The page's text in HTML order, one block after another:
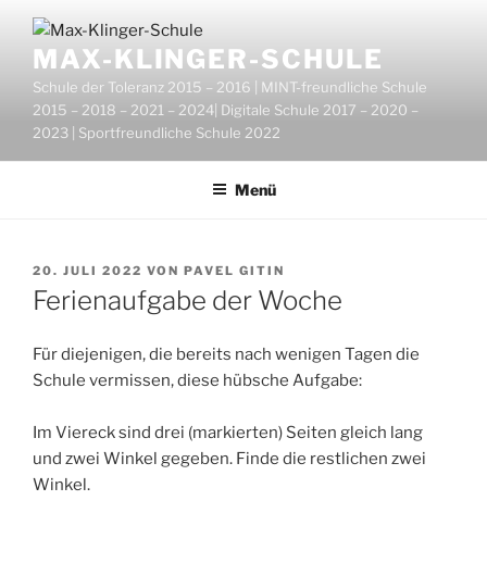
Inhalt
springenMAX-KLINGER-SCHULE
Schule der Toleranz 2015 – 2016 | MINT-freundliche Schule
2015 – 2018 – 2021 – 2024| Digitale Schule 2017 – 2020 –
2023 | Sportfreundliche Schule 2022
Menü
VERÖFFENTLICHT
AM
20. JULI 2022 VON PAVEL GITIN
Ferienaufgabe der Woche
Für diejenigen, die bereits nach wenigen Tagen die
Schule vermissen, diese hübsche Aufgabe:
Im Viereck sind drei (markierten) Seiten gleich lang
und zwei Winkel gegeben. Finde die restlichen zwei
Winkel.